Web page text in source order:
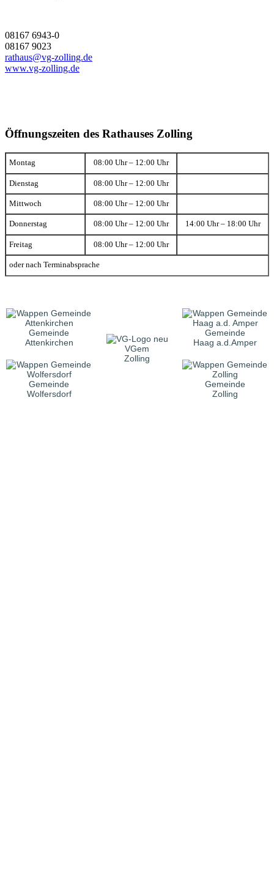
08167 6943-0
08167 9023
rathaus@vg-zolling.de
www.vg-zolling.de
Öffnungszeiten des Rathauses Zolling
Montag 08:00 Uhr – 12:00 Uhr
Dienstag 08:00 Uhr – 12:00 Uhr
Mittwoch 08:00 Uhr – 12:00 Uhr
Donnerstag 08:00 Uhr – 12:00 Uhr 14:00 Uhr – 18:00 Uhr
Freitag 08:00 Uhr – 12:00 Uhr
oder nach Terminabsprache
Gemeinde
Attenkirchen
VGem
Zolling
Gemeinde
Haag a.d.Amper
Gemeinde
Wolfersdorf
Gemeinde
Zolling